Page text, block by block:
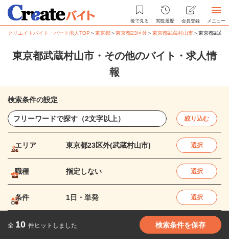
後で見る 閲覧履歴 会員登録 メニュー
クリエイトバイト・パート求人TOP ＞東京都＞東京都23区外＞東京都武蔵村山市＞東京都武蔵
東京都武蔵村山市・その他のバイト・求人情
報
検索条件の設定
絞り込む
エリア 東京都23区外(武蔵村山市) 選択
職種 指定しない 選択
条件 1日・単発 選択
全 10 件ヒットしました 検索条件を保存